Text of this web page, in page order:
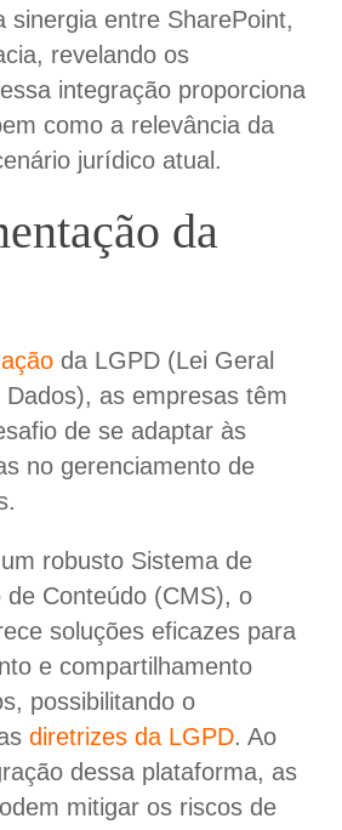
sinergia entre SharePoint,
revelando os
integração proporciona
como a relevância da
jurídico atual.
da
da LGPD (Lei Geral
as empresas têm
de se adaptar às
no gerenciamento de
robusto Sistema de
de Conteúdo (CMS), o
soluções eficazes para
e compartilhamento
possibilitando o
diretrizes da LGPD. Ao
dessa plataforma, as
mitigar os riscos de